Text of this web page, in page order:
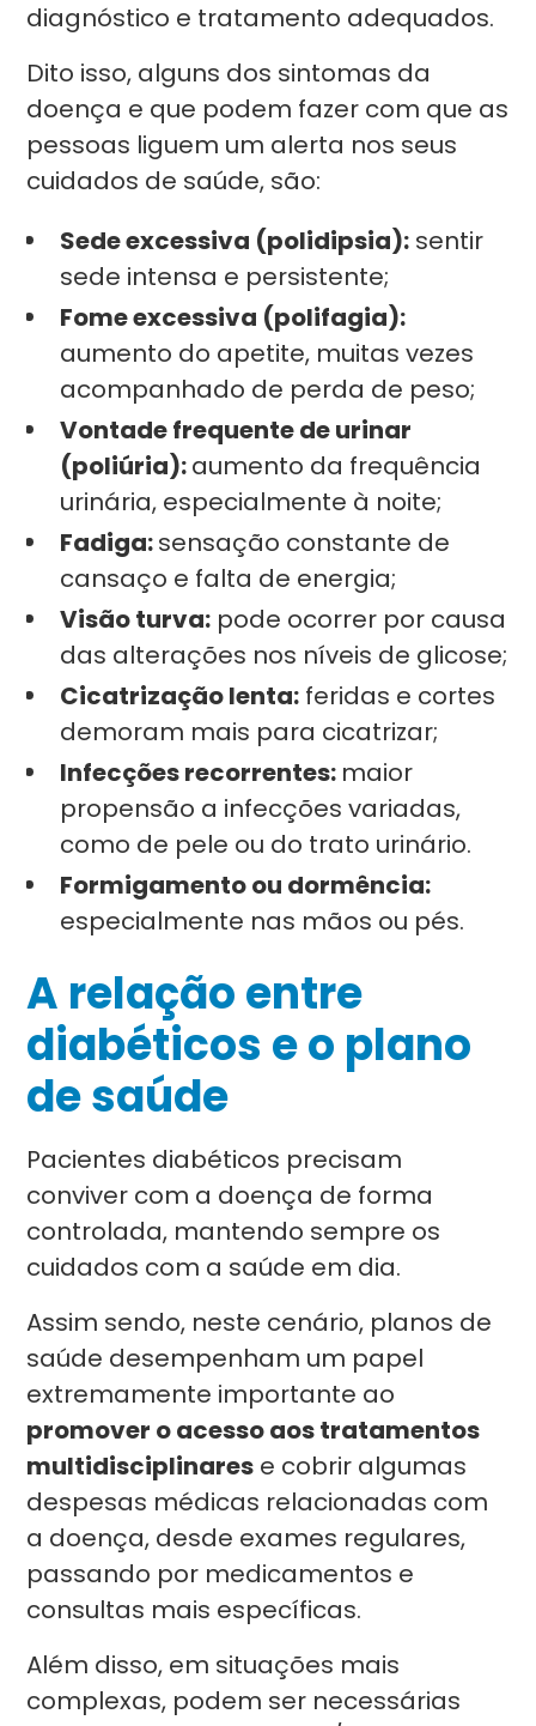
diagnóstico e tratamento adequados.
Dito isso, alguns dos sintomas da
doença e que podem fazer com que as
pessoas liguem um alerta nos seus
cuidados de saúde, são:
Sede excessiva (polidipsia): sentir
sede intensa e persistente;
Fome excessiva (polifagia):
aumento do apetite, muitas vezes
acompanhado de perda de peso;
Vontade frequente de urinar
(poliúria):aumento da frequência
urinária, especialmente à noite;
Fadiga:sensação constante de
cansaço e falta de energia;
Visão turva: pode ocorrer por causa
das alterações nos níveis de glicose;
Cicatrização lenta: feridas e cortes
demoram mais para cicatrizar;
Infecções recorrentes: maior
propensão a infecções variadas,
como de pele ou do trato urinário.
Formigamento ou dormência:
especialmente nas mãos ou pés.
A relação entre
diabéticos e o plano
de saúde
Pacientes diabéticos precisam
conviver com a doença de forma
controlada, mantendo sempre os
cuidados com a saúde em dia.
Assim sendo, neste cenário, planos de
saúde desempenham um papel
extremamente importante ao
promover o acesso aos tratamentos
multidisciplinares e cobrir algumas
despesas médicas relacionadas com
a doença, desde exames regulares,
passando por medicamentos e
consultas mais específicas.
Além disso, em situações mais
complexas, podem ser necessárias